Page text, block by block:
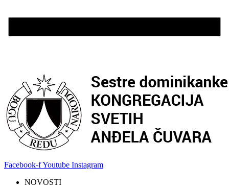
Facebook-fYoutube Instagram
NOVOSTI